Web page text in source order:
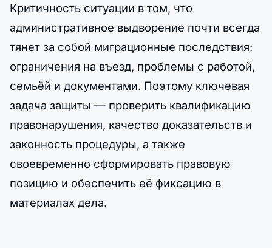
Критичность ситуации в том, что
административное выдворение почти всегда
тянет за собой миграционные последствия:
ограничения на въезд, проблемы с работой,
семьёй и документами. Поэтому ключевая
задача защиты — проверить квалификацию
правонарушения, качество доказательств и
законность процедуры, а также
своевременно сформировать правовую
позицию и обеспечить её фиксацию в
материалах дела.